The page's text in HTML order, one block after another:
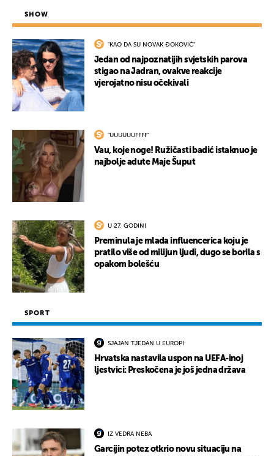
SHOW
"KAO DA SU NOVAK ĐOKOVIĆ"
Jedan od najpoznatijih svjetskih parova
stigao na Jadran, ovakve reakcije
vjerojatno nisu očekivali
"UUUUUUFFFF"
Vau, koje noge! Ružičasti badić istaknuo je
najbolje adute Maje Šuput
U 27. GODINI
Preminula je mlada influencerica koju je
pratilo više od milijun ljudi, dugo se borila s
opakom bolešću
SPORT
SJAJAN TJEDAN U EUROPI
Hrvatska nastavila uspon na UEFA-inoj
ljestvici: Preskočena je još jedna država
IZ VEDRA NEBA
Garcijin potez otkrio novu situaciju na